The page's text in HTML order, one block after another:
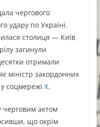
чергового
удару по Україні.
столиця — Київ
загинули
отримали
міністр закордонних
соцмережі Х.
черговим актом
що окрім